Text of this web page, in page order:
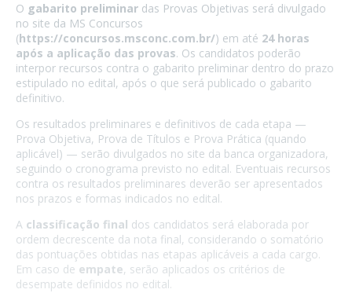
O gabarito preliminar das Provas Objetivas será divulgado
no site da MS Concursos
(https://concursos.msconc.com.br/) em até 24 horas
após a aplicação das provas. Os candidatos poderão
interpor recursos contra o gabarito preliminar dentro do prazo
estipulado no edital, após o que será publicado o gabarito
definitivo.
Os resultados preliminares e definitivos de cada etapa —
Prova Objetiva, Prova de Títulos e Prova Prática (quando
aplicável) — serão divulgados no site da banca organizadora,
seguindo o cronograma previsto no edital. Eventuais recursos
contra os resultados preliminares deverão ser apresentados
nos prazos e formas indicados no edital.
A classificação final dos candidatos será elaborada por
ordem decrescente da nota final, considerando o somatório
das pontuações obtidas nas etapas aplicáveis a cada cargo.
Em caso de empate, serão aplicados os critérios de
desempate definidos no edital.